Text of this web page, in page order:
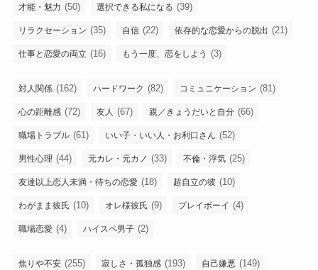
才能・魅力 (50) 選択できる私になる (39)
リラクセーション (35) 自信 (22) 依存的な恋愛からの脱出 (21)
仕事と恋愛の両立 (16) もう一度、恋をしよう (3)
対人関係 (162) ハードワーク (82) コミュニケーション (81)
心の距離感 (72) 友人 (67) 親／きょうだいと自分 (66)
職場トラブル (61) いい子・いい人・お利口さん (52)
男性心理 (44) 元カレ・元カノ (33) 不倫・浮気 (25)
友達以上恋人未満・待ちの恋愛 (18) 超自立の彼 (10)
わがまま彼氏 (10) オレ様彼氏 (9) プレイボーイ (4)
職場恋愛 (4) ハイスペ男子 (2)
焦りや不安 (255) 寂しさ・孤独感 (193) 自己嫌悪 (149)